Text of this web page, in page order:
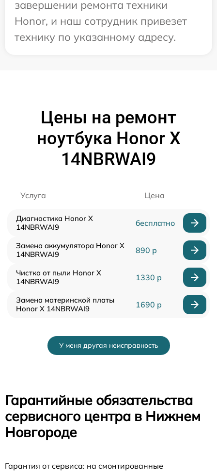
завершении ремонта техники
Honor, и наш сотрудник привезет
технику по указанному адресу.
Цены на ремонт
ноутбука Honor X
14NBRWAI9
Услуга Цена
Диагностика Honor X
14NBRWAI9
бесплатно
Замена аккумулятора Honor X
14NBRWAI9
890 р
Чистка от пыли Honor X
14NBRWAI9
1330 р
Замена материнской платы
Honor X 14NBRWAI9
1690 р
У меня другая неисправность
Гарантийные обязательства
сервисного центра в Нижнем
Новгороде
Гарантия от сервиса: на смонтированные